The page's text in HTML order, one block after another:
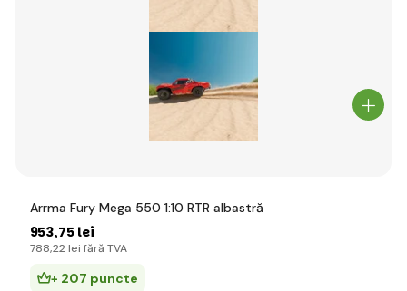
Arrma Fury Mega 550 1:10 RTR albastră
953,75 lei
788,22 lei fără TVA
+ 207 puncte